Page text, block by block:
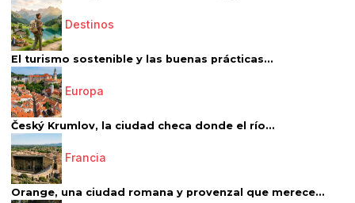
Destinos
El turismo sostenible y las buenas prácticas...
Europa
Český Krumlov, la ciudad checa donde el río...
Francia
Orange, una ciudad romana y provenzal que merece...